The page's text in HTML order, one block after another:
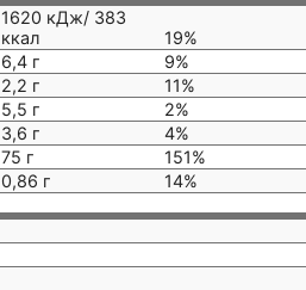
1620 кДж/ 383
ккал
19%
6,4 г
9%
2,2 г
11%
5,5 г
2%
3,6 г
4%
75 г
151%
0,86 г
14%